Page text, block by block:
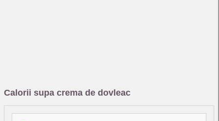
Calorii supa crema de dovleac